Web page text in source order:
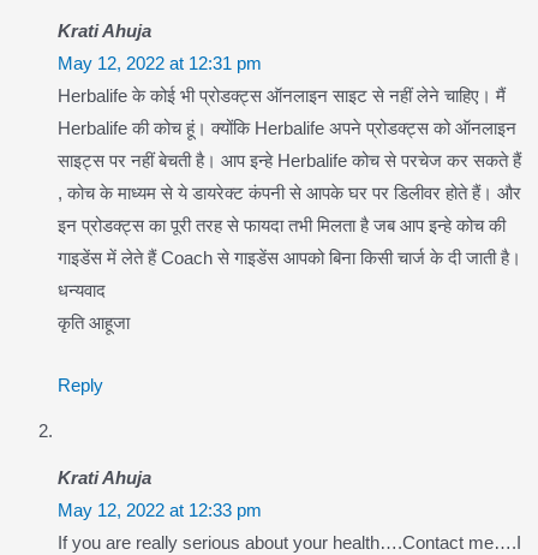
Krati Ahuja
May 12, 2022 at 12:31 pm
Herbalife के कोई भी प्रोडक्ट्स ऑनलाइन साइट से नहीं लेने चाहिए। मैं
Herbalife की कोच हूं। क्योंकि Herbalife अपने प्रोडक्ट्स को ऑनलाइन
साइट्स पर नहीं बेचती है। आप इन्हे Herbalife कोच से परचेज कर सकते हैं
, कोच के माध्यम से ये डायरेक्ट कंपनी से आपके घर पर डिलीवर होते हैं। और
इन प्रोडक्ट्स का पूरी तरह से फायदा तभी मिलता है जब आप इन्हे कोच की
गाइडेंस में लेते हैं Coach से गाइडेंस आपको बिना किसी चार्ज के दी जाती है।
धन्यवाद
कृति आहूजा
Reply
Krati Ahuja
May 12, 2022 at 12:33 pm
If you are really serious about your health….Contact me….I